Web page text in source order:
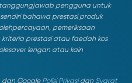
pengguna untuk
bahawa prestasi produk
pemeriksaan
prestasi atau faedah kos
lengan atau kain
dan Google Polisi Privasidan Syarat